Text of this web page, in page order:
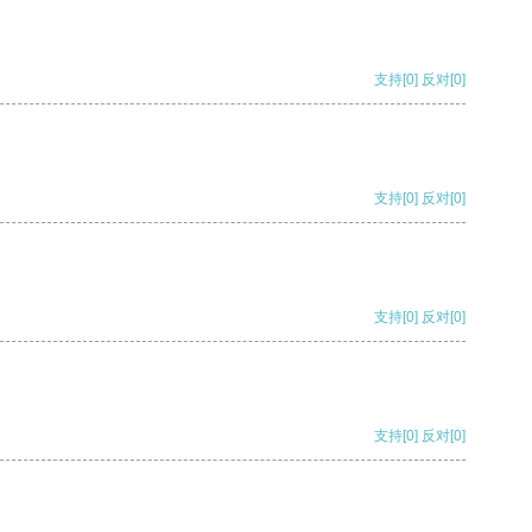
支持[0] 反对[0]
支持[0] 反对[0]
支持[0] 反对[0]
支持[0] 反对[0]